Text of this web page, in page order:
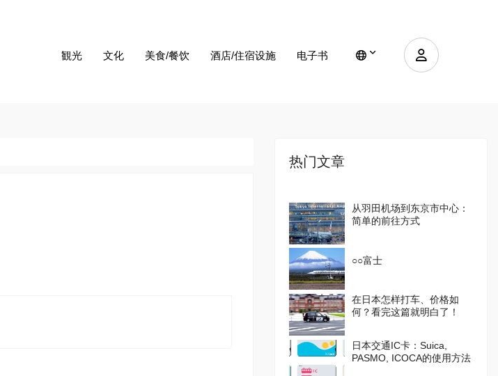
観光 文化 美食/餐饮 酒店/住宿设施 电子书
热门文章
从羽田机场到东京市中心：
简单的前往方式
○○富士
在日本怎样打车、价格如
何？看完这篇就明白了！
日本交通IC卡：Suica,
PASMO, ICOCA的使用方法